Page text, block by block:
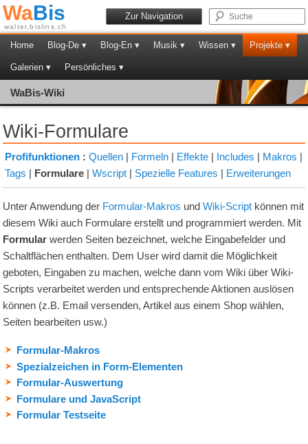
WaBis
walter.bislins.ch
Zur Navigation
Home Blog-De ▾ Blog-En ▾ Musik ▾ Wissen ▾ Projekte ▾
Galerien ▾ Persönliches ▾
WaBis-Wiki
Wiki-Formulare
Profifunktionen : Quellen | Formeln | Effekte | Includes | Makros |
Tags | Formulare |Wscript | Spezielle Features | Erweiterungen
Unter Anwendung der Formular-Makros undWiki-Script können mit
diesem Wiki auch Formulare erstellt und programmiert werden. Mit
Formular werden Seiten bezeichnet, welche Eingabefelder und
Schaltflächen enthalten. Dem User wird damit die Möglichkeit
geboten, Eingaben zu machen, welche dann vom Wiki über Wiki-
Scripts verarbeitet werden und entsprechende Aktionen auslösen
können (z.B. Email versenden, Artikel aus einem Shop wählen,
Seiten bearbeiten usw.)
Formular-Makros
Spezialzeichen in Form-Elementen
Formular-Auswertung
Formulare und JavaScript
Formular Testseite